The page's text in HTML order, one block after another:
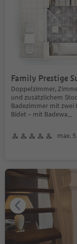
Family Prestige
Doppelzimmer,
und zusätzlichem
Badezimmer mit zwei
Bidet – mit Badewa...
max.